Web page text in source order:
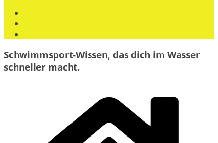
Schwimmsport-Wissen, das dich im Wasser
schneller macht.